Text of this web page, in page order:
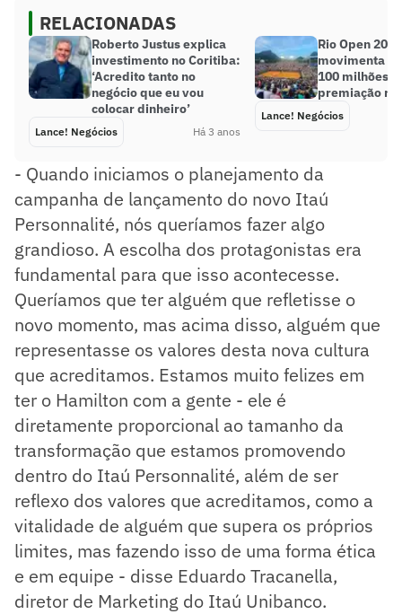
RELACIONADAS
Roberto Justus explica
investimento no Coritiba:
‘Acredito tanto no
negócio que eu vou
colocar dinheiro’
Lance! Negócios Há 3 anos
Rio Open 2023
movimenta
100 milhões
premiação
Lance! Negócios
- Quando iniciamos o planejamento da
campanha de lançamento do novo Itaú
Personnalité, nós queríamos fazer algo
grandioso. A escolha dos protagonistas era
fundamental para que isso acontecesse.
Queríamos que ter alguém que refletisse o
novo momento, mas acima disso, alguém que
representasse os valores desta nova cultura
que acreditamos. Estamos muito felizes em
ter o Hamilton com a gente - ele é
diretamente proporcional ao tamanho da
transformação que estamos promovendo
dentro do Itaú Personnalité, além de ser
reflexo dos valores que acreditamos, como a
vitalidade de alguém que supera os próprios
limites, mas fazendo isso de uma forma ética
e em equipe - disse Eduardo Tracanella,
diretor de Marketing do Itaú Unibanco.